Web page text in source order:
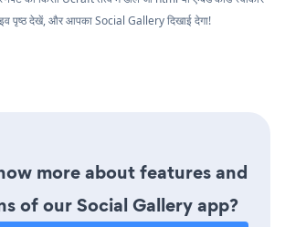
पृष्ठ देखें, और आपका Social Gallery दिखाई देगा!
more about features and
of our Social Gallery app?